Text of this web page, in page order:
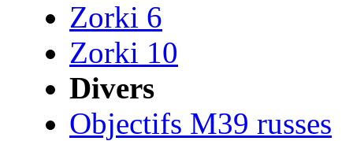
Zorki 6
Zorki 10
Divers
Objectifs M39 russes